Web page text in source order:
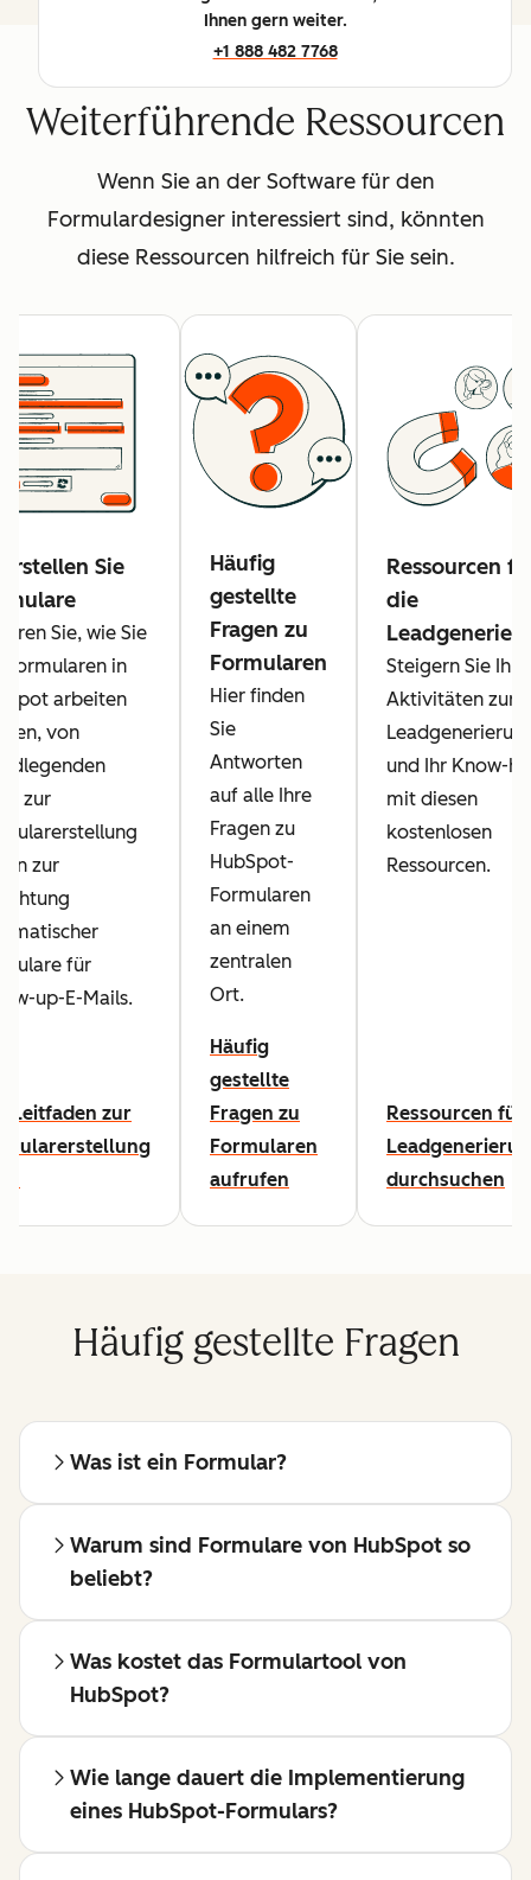
Ihnen gern weiter.
+1 888 482 7768
Weiterführende Ressourcen
Wenn Sie an der Software für den
Formulardesigner interessiert sind, könnten
diese Ressourcen hilfreich für Sie sein.
Sie
Sie, wie Sie
in
arbeiten
von
zur
zur
für
up-E-Mails.
Leitfaden zur
Häufig
gestellte
Fragen zu
Formularen
Hier finden
Sie
Antworten
auf alle Ihre
Fragen zu
HubSpot-
Formularen
an einem
zentralen
Ort.
Häufig
gestellte
Fragen zu
Formularen
aufrufen
Ressourcen
die
Steigern Sie Ihre
Aktivitäten zur
und Ihr Know-
mit diesen
kostenlosen
Ressourcen.
Ressourcen für
durchsuchen
Häufig gestellte Fragen
Was ist ein Formular?
Warum sind Formulare von HubSpot so
beliebt?
Was kostet das Formulartool von
HubSpot?
Wie lange dauert die Implementierung
eines HubSpot-Formulars?